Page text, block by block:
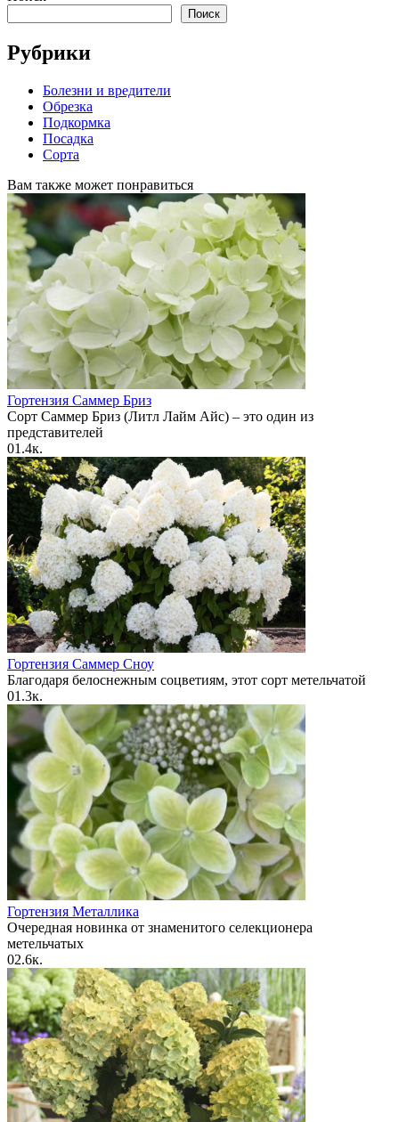
Поиск
Рубрики
Болезни и вредители
Обрезка
Подкормка
Посадка
Сорта
Вам также может понравиться
Гортензия Саммер Бриз
Сорт Саммер Бриз (Литл Лайм Айс) – это один из
представителей
01.4к.
Гортензия Саммер Сноу
Благодаря белоснежным соцветиям, этот сорт метельчатой
01.3к.
Гортензия Металлика
Очередная новинка от знаменитого селекционера
метельчатых
02.6к.